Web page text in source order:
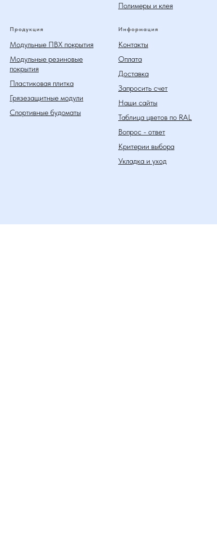
Полимеры и клея
Продукция
Модульные ПВХ покрытия
Модульные резиновые
покрытия
Пластиковая плитка
Грязезащитные модули
Спортивные будоматы
Информация
Контакты
Оплата
Доставка
Запросить счет
Наши сайты
Таблица цветов по RAL
Вопрос - ответ
Критерии выбора
Укладка и уход